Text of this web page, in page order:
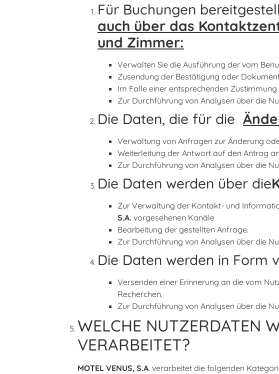
Für Buchungen
auch über das
und Zimmer:
Verwalten Sie die Ausführung der vom
Zusendung der Bestätigung oder
Im Falle einer entsprechenden
Zur Durchführung von Analysen über die
Die Daten, die für die
Verwaltung von Anfragen zur Änderung
Weiterleitung der Antwort auf den Antrag an
Zur Durchführung von Analysen über die
Die Daten werden über die
Zur Verwaltung der Kontakt- und
S.A. vorgesehenen Kanäle
Bearbeitung der gestellten Anfrage.
Zur Durchführung von Analysen über die
Die Daten werden in Form
Versenden einer Erinnerung an die vom
Recherchen.
Zur Durchführung von Analysen über die
WELCHE NUTZERDATEN
VERARBEITET?
MOTEL VENUS, S.A. verarbeitet die folgenden